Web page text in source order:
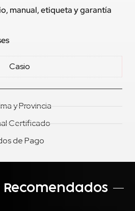
manual, etiqueta y garantía
Casio
y Provincia
Certificado
de Pago
Recomendados